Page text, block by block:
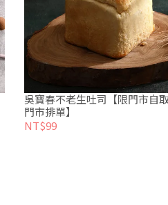
吳寶春不老生吐司【限門市自
門市排單】
NT$99